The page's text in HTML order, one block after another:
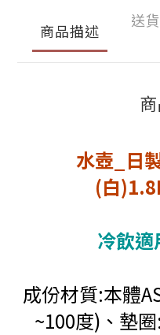
商品描述
送
水壺_日
(白
冷飲
成份材質:本體
~100度)、墊